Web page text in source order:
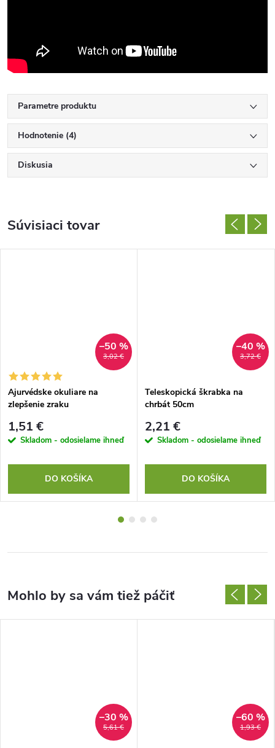
Parametre produktu
Hodnotenie (4)
Diskusia
Súvisiaci tovar
3,02 €
–50 %
Ajurvédske okuliare na
zlepšenie zraku
1,51 €
Skladom - odosielame ihneď
DO KOŠÍKA
3,72 €
–40 %
Teleskopická škrabka na
chrbát 50cm
2,21 €
Skladom - odosielame ihneď
DO KOŠÍKA
5,61 €
–30 %
1,93 €
–60 %